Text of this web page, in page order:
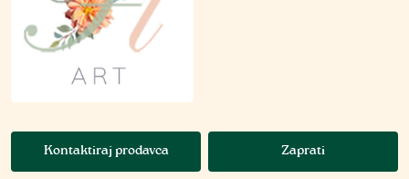
Kontaktiraj prodavca Zaprati